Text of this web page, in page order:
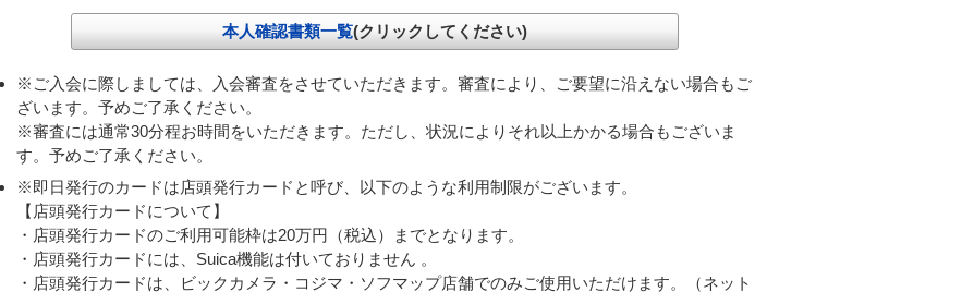
本人確認書類一覧(クリックしてください)
※ご入会に際しましては、入会審査をさせていただきます。審査により、ご要望に沿えない場合もご
ざいます。予めご了承ください。
※審査には通常30分程お時間をいただきます。ただし、状況によりそれ以上かかる場合もございま
す。予めご了承ください。
※即日発行のカードは店頭発行カードと呼び、以下のような利用制限がございます。
【店頭発行カードについて】
・店頭発行カードのご利用可能枠は20万円（税込）までとなります。
・店頭発行カードには、Suica機能は付いておりません 。
・店頭発行カードは、ビックカメラ・コジマ・ソフマップ店舗でのみご使用いただけます。（ネット